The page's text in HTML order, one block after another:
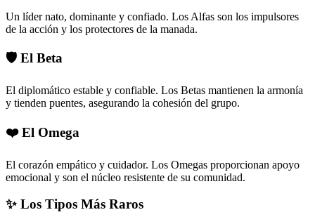
Un líder nato, dominante y confiado. Los Alfas son los impulsores
de la acción y los protectores de la manada.
🛡️ El Beta
El diplomático estable y confiable. Los Betas mantienen la armonía
y tienden puentes, asegurando la cohesión del grupo.
❤️ El Omega
El corazón empático y cuidador. Los Omegas proporcionan apoyo
emocional y son el núcleo resistente de su comunidad.
✨ Los Tipos Más Raros